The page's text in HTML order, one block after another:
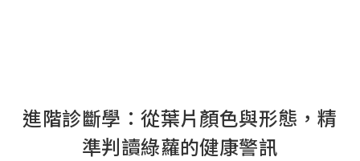
進階診斷學：從葉片顏色與形態，精
準判讀綠蘿的健康警訊